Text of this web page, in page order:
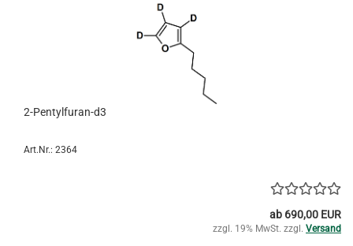
2-Pentylfuran-d3
Art.Nr.: 2364
ab 690,00 EUR
zzgl. 19% MwSt. zzgl. Versand